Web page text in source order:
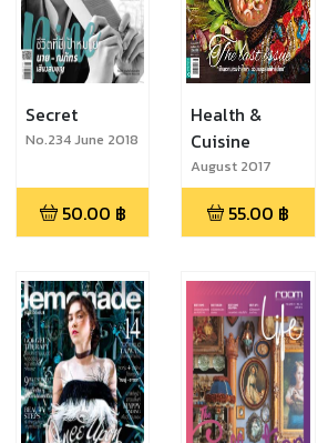
Secret
No.234 June 2018
50.00 ฿
Health &
Cuisine
August 2017
55.00 ฿